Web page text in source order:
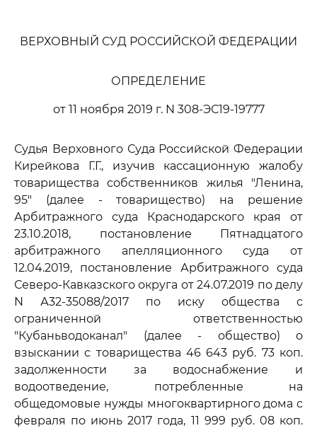
ВЕРХОВНЫЙ СУД РОССИЙСКОЙ ФЕДЕРАЦИИ
ОПРЕДЕЛЕНИЕ
от 11 ноября 2019 г. N 308-ЭС19-19777
Судья Верховного Суда Российской Федерации
Кирейкова Г.Г., изучив кассационную жалобу
товарищества собственников жилья "Ленина,
95" (далее - товарищество) на решение
Арбитражного суда Краснодарского края от
23.10.2018, постановление Пятнадцатого
арбитражного апелляционного суда от
12.04.2019, постановление Арбитражного суда
Северо-Кавказского округа от 24.07.2019 по делу
N А32-35088/2017 по иску общества с
ограниченной ответственностью
"Кубаньводоканал" (далее - общество) о
взыскании с товарищества 46 643 руб. 73 коп.
задолженности за водоснабжение и
водоотведение, потребленные на
общедомовые нужды многоквартирного дома с
февраля по июнь 2017 года, 11 999 руб. 08 коп.